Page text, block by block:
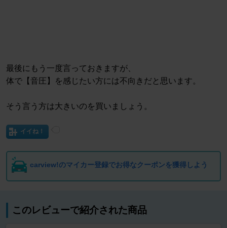
最後にもう一度言っておきますが、
体で【音圧】を感じたい方には不向きだと思います。
そう言う方は大きいのを買いましょう。
イイね！
carview!のマイカー登録でお得なクーポンを獲得しよう
このレビューで紹介された商品